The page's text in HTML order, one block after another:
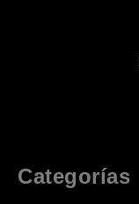
Categorías